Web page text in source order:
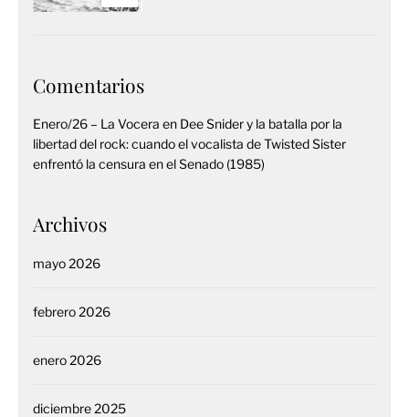
Comentarios
Enero/26 – La Vocera en Dee Snider y la batalla por la
libertad del rock: cuando el vocalista de Twisted Sister
enfrentó la censura en el Senado (1985)
Archivos
mayo 2026
febrero 2026
enero 2026
diciembre 2025